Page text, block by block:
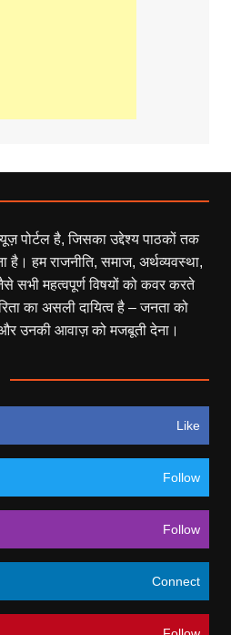
पोर्टल है, जिसका उद्देश्य पाठकों तक
है। हम राजनीति, समाज, अर्थव्यवस्था,
सभी महत्वपूर्ण विषयों को कवर करते
का असली दायित्व है – जनता को
उनकी आवाज़ को मजबूती देना।
Like
Follow
Follow
Connect